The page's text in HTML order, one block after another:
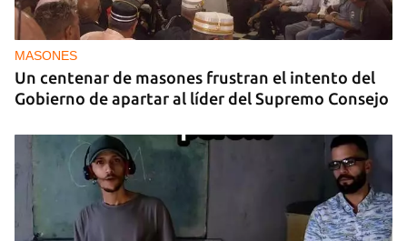
MASONES
Un centenar de masones frustran el intento del
Gobierno de apartar al líder del Supremo Consejo